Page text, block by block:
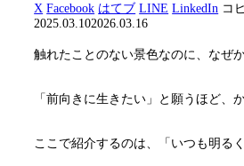
X Facebook はてブ LINE LinkedIn コ
2025.03.102026.03.16
触れたことのない景色なのに、なぜ
「前向きに生きたい」と願うほど
ここで紹介するのは、「いつも明る